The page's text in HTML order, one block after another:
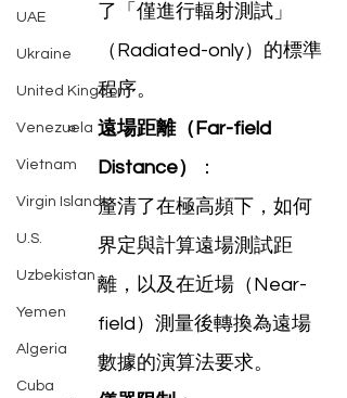
UAE
Ukraine
United Kingdom
Venezuela
Vietnam
Virgin Islands
U.S.
Uzbekistan
Yemen
Algeria
Cuba
了「僅進行輻射測試」
（Radiated-only）的標準
程序。
遠場距離（Far-field
Distance）
：
釐清了在極高頻下，如何
界定與計算遠場測試距
離，以及在近場（Near-
field）測量後轉換為遠場
數據的演算法要求。